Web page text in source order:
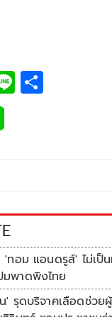
Li
'ทอม แอนดรูส์' ไม่เป็
มพาดพิงไทย
' รุดบริจาคเลือดช่วย